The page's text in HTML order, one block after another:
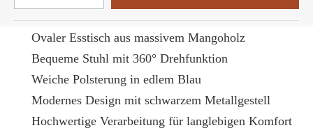
Ovaler Esstisch aus massivem Mangoholz
Bequeme Stuhl mit 360° Drehfunktion
Weiche Polsterung in edlem Blau
Modernes Design mit schwarzem Metallgestell
Hochwertige Verarbeitung für langlebigen Komfort